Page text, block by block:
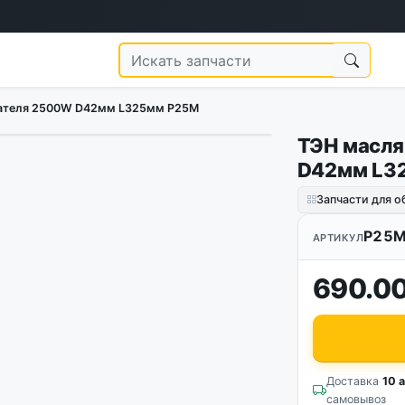
2500W D42мм L325мм Р25М
ТЭН
D42мм
Запчасти для
АРТИКУЛ
Доставка 10
самовывоз